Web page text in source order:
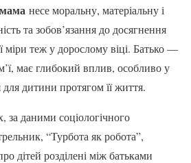
несе моральну, матеріальну і
та зобов’язання до досягнення
міри теж у дорослому віці. Батько —
має глибокий вплив, особливо у
для дитини протягом її життя.
за даними соціологічного
“Турбота як робота”,
дітей розділені між батьками